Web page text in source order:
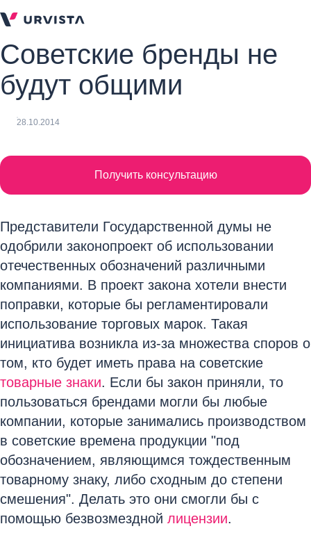
Советские бренды не
будут общими
28.10.2014
Получить консультацию
Представители Государственной думы не
одобрили законопроект об использовании
отечественных обозначений различными
компаниями. В проект закона хотели внести
поправки, которые бы регламентировали
использование торговых марок. Такая
инициатива возникла из-за множества споров о
том, кто будет иметь права на советские
товарные знаки. Если бы закон приняли, то
пользоваться брендами могли бы любые
компании, которые занимались производством
в советские времена продукции "под
обозначением, являющимся тождественным
товарному знаку, либо сходным до степени
смешения". Делать это они смогли бы с
помощью безвозмездной лицензии.